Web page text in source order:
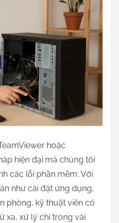
hoặc
hiện đại mà chúng tôi
các lỗi phần mềm. Với
như cài đặt ứng dụng,
phòng, kỹ thuật viên có
xa, xử lý chỉ trong vài